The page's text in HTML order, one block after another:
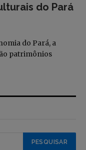
do Pará
do Pará, a
patrimônios